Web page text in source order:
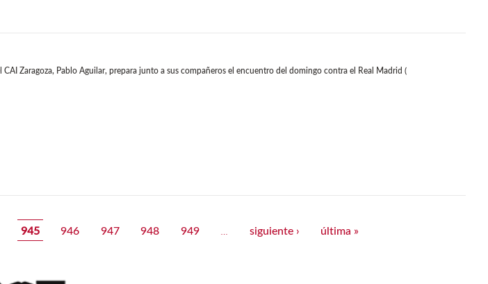
Zaragoza, Pablo Aguilar, prepara junto a sus compañeros el encuentro del domingo contra el Real Madrid (
945 946 947 948 949 siguiente › última »